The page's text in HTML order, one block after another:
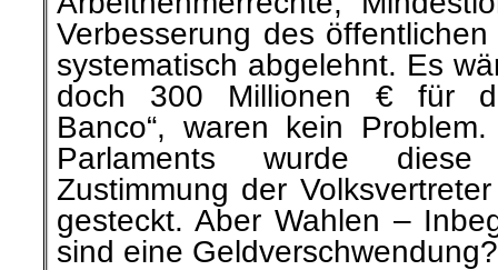
Verbesserung des
systematisch abgelehnt. Es
doch 300 Millionen € für
Banco“, waren kein
Parlaments wurde diese
Zustimmung der
gesteckt. Aber Wahlen –
sind eine Geldverschwendung?